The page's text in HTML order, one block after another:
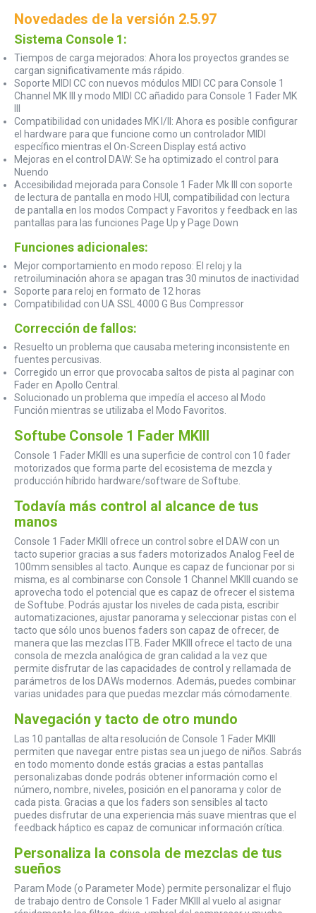
Novedades de la versión 2.5.97
Sistema Console 1:
Tiempos de carga mejorados: Ahora los proyectos grandes se
cargan significativamente más rápido.
Soporte MIDI CC con nuevos módulos MIDI CC para Console 1
Channel MK III y modo MIDI CC añadido para Console 1 Fader MK
Compatibilidad con unidades MK I/II: Ahora es posible configurar
el hardware para que funcione como un controlador MIDI
específico mientras el On-Screen Display está activo
Mejoras en el control DAW: Se ha optimizado el control para
Nuendo
Accesibilidad mejorada para Console 1 Fader Mk III con soporte
de lectura de pantalla en modo HUI, compatibilidad con lectura
de pantalla en los modos Compact y Favoritos y feedback en las
pantallas para las funciones Page Up y Page Down
Funciones adicionales:
Mejor comportamiento en modo reposo: El reloj y la
retroiluminación ahora se apagan tras 30 minutos de inactividad
Soporte para reloj en formato de 12 horas
Compatibilidad con UA SSL 4000 G Bus Compressor
Corrección de fallos:
Resuelto un problema que causaba metering inconsistente en
fuentes percusivas.
Corregido un error que provocaba saltos de pista al paginar con
Fader en Apollo Central.
Solucionado un problema que impedía el acceso al Modo
Función mientras se utilizaba el Modo Favoritos.
Softube Console 1 Fader MKIII
Console 1 Fader MKIII es una superficie de control con 10 fader
motorizados que forma parte del ecosistema de mezcla y
producción híbrido hardware/software de Softube.
Todavía más control al alcance de tus
manos
Console 1 Fader MKIII ofrece un control sobre el DAW con un
tacto superior gracias a sus faders motorizados Analog Feel de
100mm sensibles al tacto. Aunque es capaz de funcionar por si
misma, es al combinarse con Console 1 Channel MKIII cuando se
aprovecha todo el potencial que es capaz de ofrecer el sistema
de Softube. Podrás ajustar los niveles de cada pista, escribir
automatizaciones, ajustar panorama y seleccionar pistas con el
tacto que sólo unos buenos faders son capaz de ofrecer, de
manera que las mezclas ITB. Fader MKIII ofrece el tacto de una
consola de mezcla analógica de gran calidad a la vez que
permite disfrutar de las capacidades de control y rellamada de
parámetros de los DAWs modernos. Además, puedes combinar
varias unidades para que puedas mezclar más cómodamente.
Navegación y tacto de otro mundo
Las 10 pantallas de alta resolución de Console 1 Fader MKIII
permiten que navegar entre pistas sea un juego de niños. Sabrás
en todo momento donde estás gracias a estas pantallas
personalizabas donde podrás obtener información como el
número, nombre, niveles, posición en el panorama y color de
cada pista. Gracias a que los faders son sensibles al tacto
puedes disfrutar de una experiencia más suave mientras que el
feedback háptico es capaz de comunicar información crítica.
Personaliza la consola de mezclas de tus
sueños
Param Mode (o Parameter Mode) permite personalizar el flujo
de trabajo dentro de Console 1 Fader MKIII al vuelo al asignar